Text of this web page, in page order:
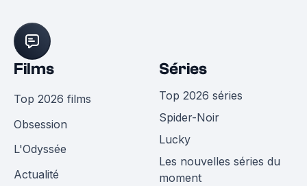
Films
Top 2026 films
Obsession
L'Odyssée
Actualité
Séries
Top 2026 séries
Spider-Noir
Lucky
Les nouvelles séries du
moment